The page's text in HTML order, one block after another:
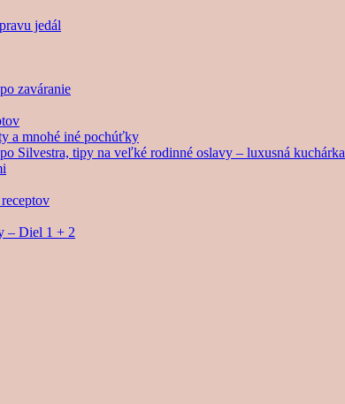
jedál
zaváranie
a mnohé iné pochúťky
Silvestra, tipy na veľké rodinné oslavy – luxusná kuchárka
– Diel 1 + 2